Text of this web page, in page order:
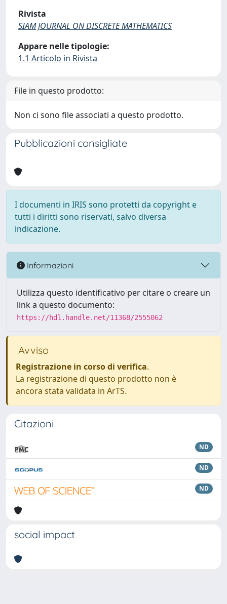
Rivista
SIAM JOURNAL ON DISCRETE MATHEMATICS
Appare nelle tipologie:
1.1 Articolo in Rivista
File in questo prodotto:
Non ci sono file associati a questo prodotto.
Pubblicazioni consigliate
I documenti in IRIS sono protetti da copyright e
tutti i diritti sono riservati, salvo diversa
indicazione.
Informazioni
Utilizza questo identificativo per citare o creare un
link a questo documento:
https://hdl.handle.net/11368/2555062
Avviso
Registrazione in corso di verifica.
La registrazione di questo prodotto non è
ancora stata validata in ArTS.
Citazioni
ND
ND
ND
social impact